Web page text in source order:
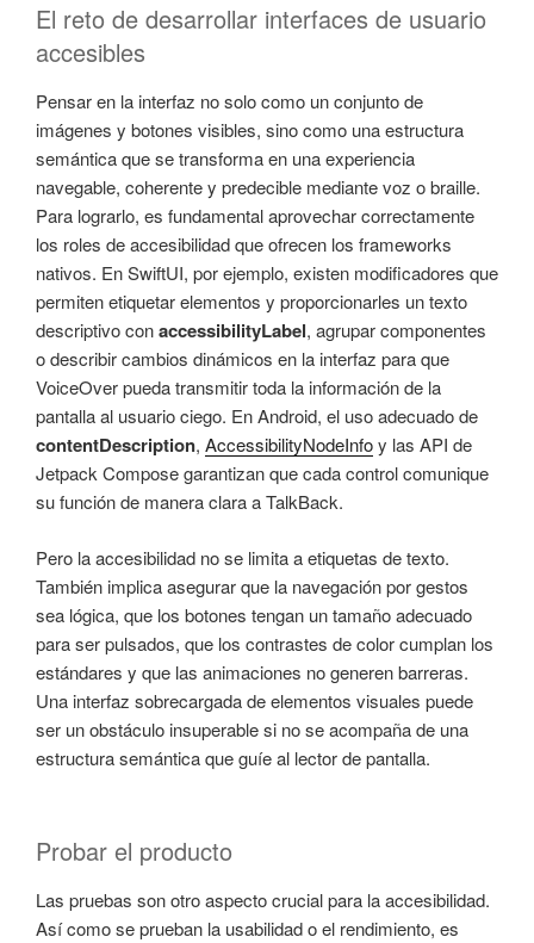
El reto de desarrollar interfaces de usuario
accesibles
Pensar en la interfaz no solo como un conjunto de
imágenes y botones visibles, sino como una estructura
semántica que se transforma en una experiencia
navegable, coherente y predecible mediante voz o braille.
Para lograrlo, es fundamental aprovechar correctamente
los roles de accesibilidad que ofrecen los frameworks
nativos. En SwiftUI, por ejemplo, existen modificadores que
permiten etiquetar elementos y proporcionarles un texto
descriptivo conaccessibilityLabel, agrupar componentes
o describir cambios dinámicos en la interfaz para que
VoiceOver pueda transmitir toda la información de la
pantalla al usuario ciego. En Android, el uso adecuado de
contentDescription, AccessibilityNodeInfoy las API de
Jetpack Compose garantizan que cada control comunique
su función de manera clara a TalkBack.
Pero la accesibilidad no se limita a etiquetas de texto.
También implica asegurar que la navegación por gestos
sea lógica, que los botones tengan un tamaño adecuado
para ser pulsados, que los contrastes de color cumplan los
estándares y que las animaciones no generen barreras.
Una interfaz sobrecargada de elementos visuales puede
ser un obstáculo insuperable si no se acompaña de una
estructura semántica que guíe al lector de pantalla.
Probar el producto
Las pruebas son otro aspecto crucial para la accesibilidad.
Así como se prueban la usabilidad o el rendimiento, es